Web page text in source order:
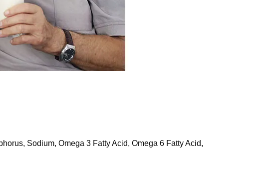
Sodium, Omega 3 Fatty Acid, Omega 6 Fatty Acid,